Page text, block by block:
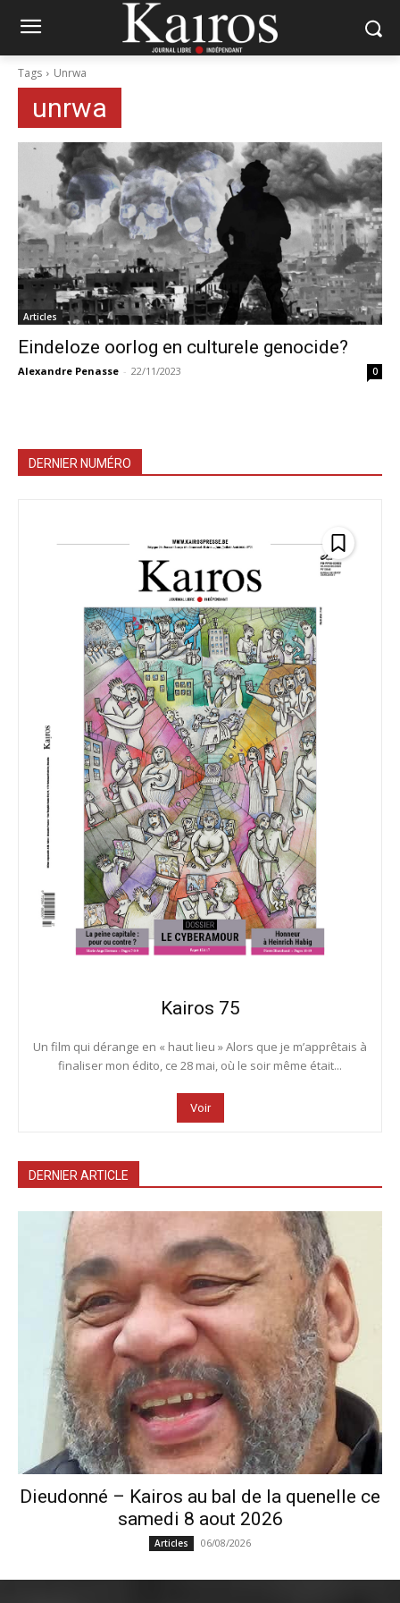
Tags Unrwa
unrwa
Articles
Eindeloze oorlog en culturele genocide?
Alexandre Penasse - 22/11/2023 0
DERNIER NUMÉRO
Kairos 75
Un film qui dérange en « haut lieu » Alors que je m’apprêtais à
finaliser mon édito, ce 28 mai, où le soir même était...
Voir
DERNIER ARTICLE
Dieudonné – Kairos au bal de la quenelle ce
samedi 8 aout 2026
Articles 06/08/2026